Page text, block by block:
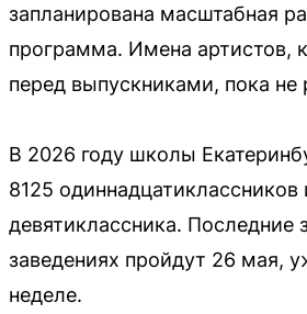
запланирована масштабная
программа. Имена артистов,
перед выпускниками, пока не
В 2026 году школы
8125 одиннадцатиклассников
девятиклассника. Последние
заведениях пройдут 26 мая,
неделе.